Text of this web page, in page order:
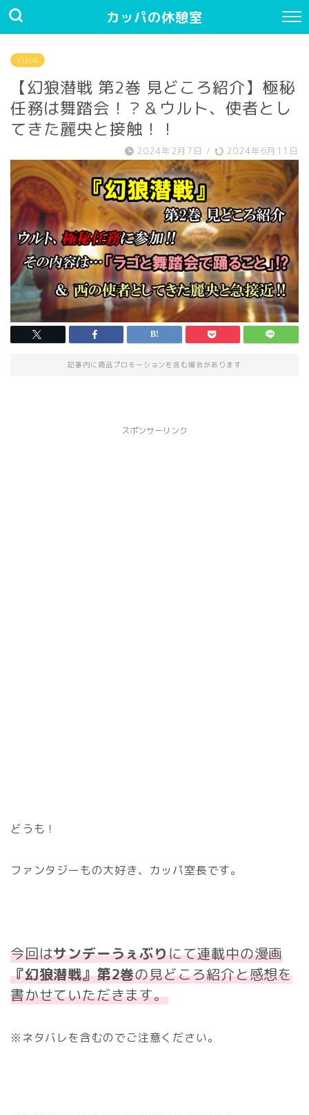
カッパの休憩室
バトル
【幻狼潜戦 第2巻 見どころ紹介】極秘
任務は舞踏会！？＆ウルト、使者とし
てきた麗央と接触！！
2024年2月7日 / 2024年6月11日
記事内に商品プロモーションを含む場合があります
スポンサーリンク
どうも！
ファンタジーもの大好き、カッパ室長です。
今回はサンデーうぇぶりにて連載中の漫画
『幻狼潜戦』第2巻の見どころ紹介と感想を
書かせていただきます。
※ネタバレを含むのでご注意ください。